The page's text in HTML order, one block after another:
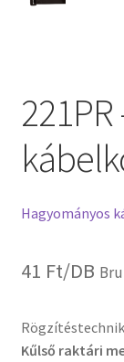
Hagyományos
41 Ft/DB
Kűlső raktári